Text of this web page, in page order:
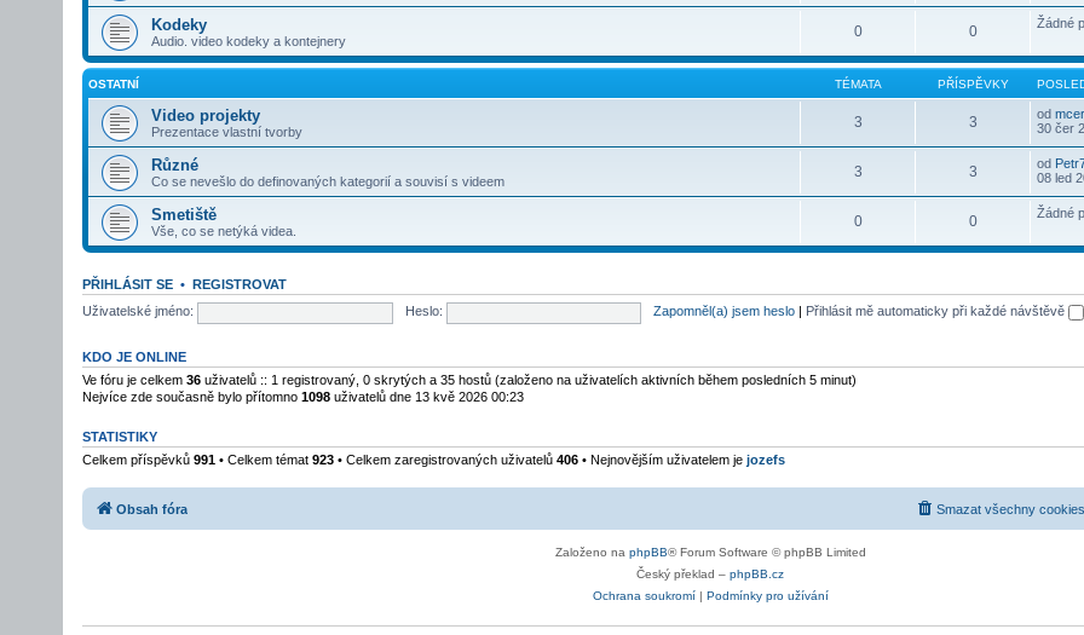
Kodeky
Audio. video kodeky a kontejnery
0 0 Žádné
OSTATNÍ TÉMATA PŘÍSPĚVKY
Video projekty
Prezentace vlastní tvorby
3 3 od
30 čer
Různé
Co se nevešlo do definovaných kategorií a souvisí s videem
3 3 od
08 led
Smetiště
Vše, co se netýká videa.
0 0 Žádné
PŘIHLÁSIT SE • REGISTROVAT
Uživatelské jméno:
Heslo: Zapomněl(a) jsem heslo Přihlásit mě automaticky při každé návštěvě
KDO JE ONLINE
Ve fóru je celkem 36 uživatelů :: 1 registrovaný, 0 skrytých a 35 hostů (založeno na uživatelích aktivních během posledních 5 minut)
Nejvíce zde současně bylo přítomno 1098 uživatelů dne 13 kvě 2026 00:23
STATISTIKY
Celkem příspěvků 991 • Celkem témat 923 • Celkem zaregistrovaných uživatelů 406 • Nejnovějším uživatelem je jozefs
Obsah fóra Smazat všechny
Založeno na phpBB® Forum Software © phpBB Limited
Český překlad – phpBB.cz
Ochrana soukromí| Podmínky pro užívání